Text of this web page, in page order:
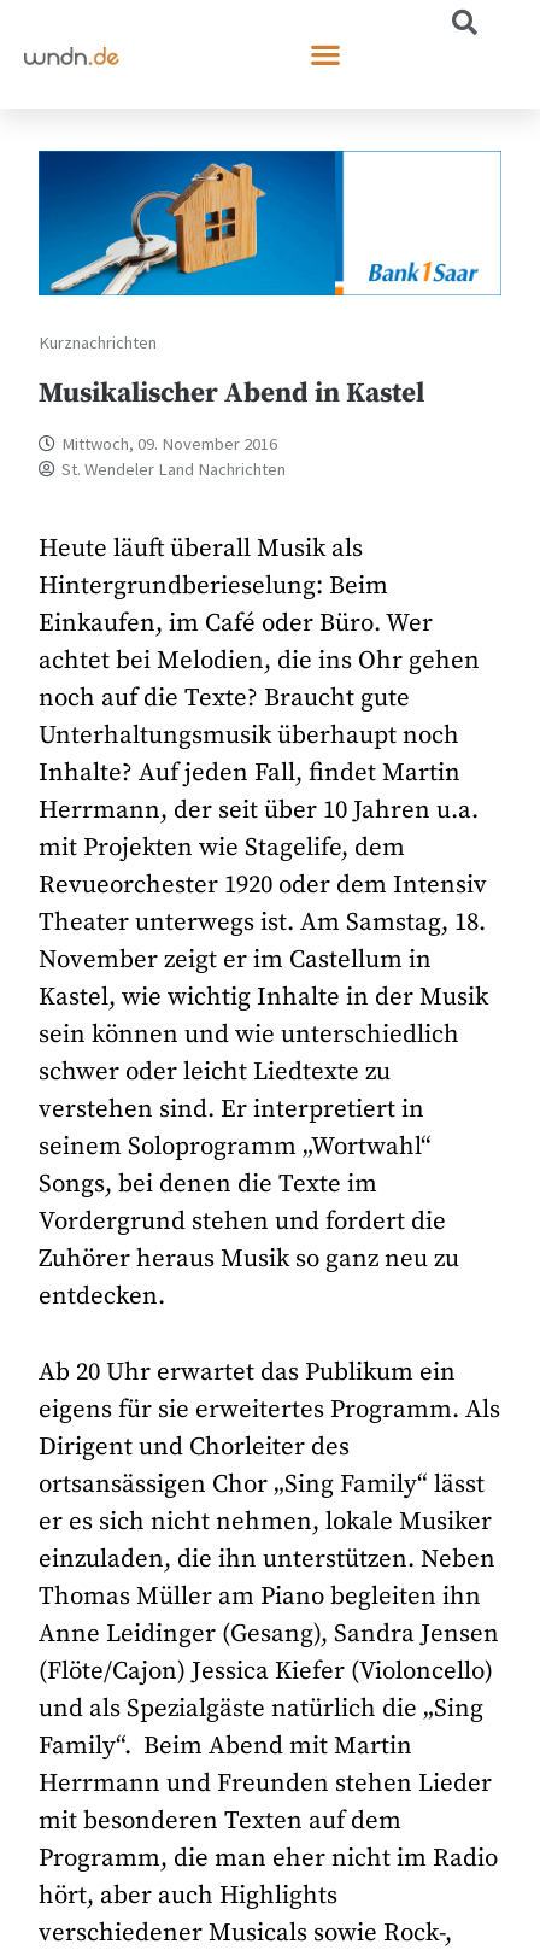
Kurznachrichten
Musikalischer Abend in Kastel
Mittwoch, 09. November 2016
St. Wendeler Land Nachrichten
Heute läuft überall Musik als
Hintergrundberieselung: Beim
Einkaufen, im Café oder Büro. Wer
achtet bei Melodien, die ins Ohr gehen
noch auf die Texte? Braucht gute
Unterhaltungsmusik überhaupt noch
Inhalte? Auf jeden Fall, findet Martin
Herrmann, der seit über 10 Jahren u.a.
mit Projekten wie Stagelife, dem
Revueorchester 1920 oder dem Intensiv
Theater unterwegs ist. Am Samstag, 18.
November zeigt er im Castellum in
Kastel, wie wichtig Inhalte in der Musik
sein können und wie unterschiedlich
schwer oder leicht Liedtexte zu
verstehen sind. Er interpretiert in
seinem Soloprogramm „Wortwahl“
Songs, bei denen die Texte im
Vordergrund stehen und fordert die
Zuhörer heraus Musik so ganz neu zu
entdecken.
Ab 20 Uhr erwartet das Publikum ein
eigens für sie erweitertes Programm. Als
Dirigent und Chorleiter des
ortsansässigen Chor „Sing Family“ lässt
er es sich nicht nehmen, lokale Musiker
einzuladen, die ihn unterstützen. Neben
Thomas Müller am Piano begleiten ihn
Anne Leidinger (Gesang), Sandra Jensen
(Flöte/Cajon) Jessica Kiefer (Violoncello)
und als Spezialgäste natürlich die „Sing
Family“. Beim Abend mit Martin
Herrmann und Freunden stehen Lieder
mit besonderen Texten auf dem
Programm, die man eher nicht im Radio
hört, aber auch Highlights
verschiedener Musicals sowie Rock-,